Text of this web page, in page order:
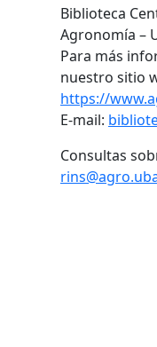
Biblioteca
Agronomía –
Para más
nuestro sitio
https://
E-mail:
Consultas